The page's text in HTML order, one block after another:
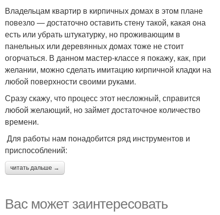
Владельцам квартир в кирпичных домах в этом плане
повезло — достаточно оставить стену такой, какая она
есть или убрать штукатурку, но проживающим в
панельных или деревянных домах тоже не стоит
огорчаться. В данном мастер-классе я покажу, как, при
желании, можно сделать имитацию кирпичной кладки на
любой поверхности своими руками.
Сразу скажу, что процесс этот несложный, справится
любой желающий, но займет достаточное количество
времени.
Для работы нам понадобится ряд инструментов и
приспособлений:
читать дальше →
Вас может заинтересовать